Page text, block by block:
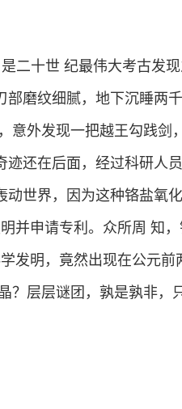
二十世 纪最伟大考古发
磨纹细腻，地下沉睡两
意外发现一把越王勾践剑
还在后面，经过科研人
世界，因为这种铬盐氧
并申请专利。众所周 知
发明，竟然出现在公元前
层层谜团，孰是孰非，